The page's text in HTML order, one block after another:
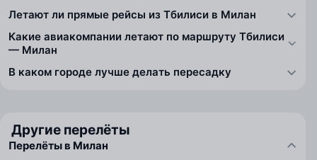
Летают ли прямые рейсы из Тбилиси в Милан
Какие авиакомпании летают по маршруту Тбилиси
— Милан
В каком городе лучше делать пересадку
Другие перелёты
Перелёты в Милан